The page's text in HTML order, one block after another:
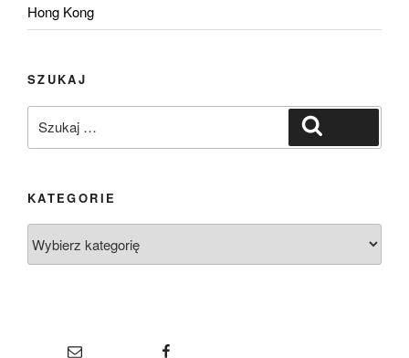
Hong Kong
SZUKAJ
KATEGORIE
E-mail